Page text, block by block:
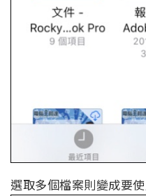
選取多個檔案則變成要